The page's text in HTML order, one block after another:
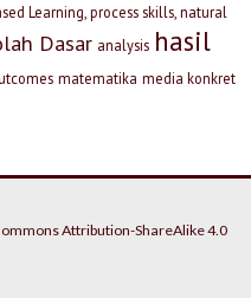
Learning, process skills, natural
Dasar analysis hasil
matematika media konkret
Attribution-ShareAlike 4.0